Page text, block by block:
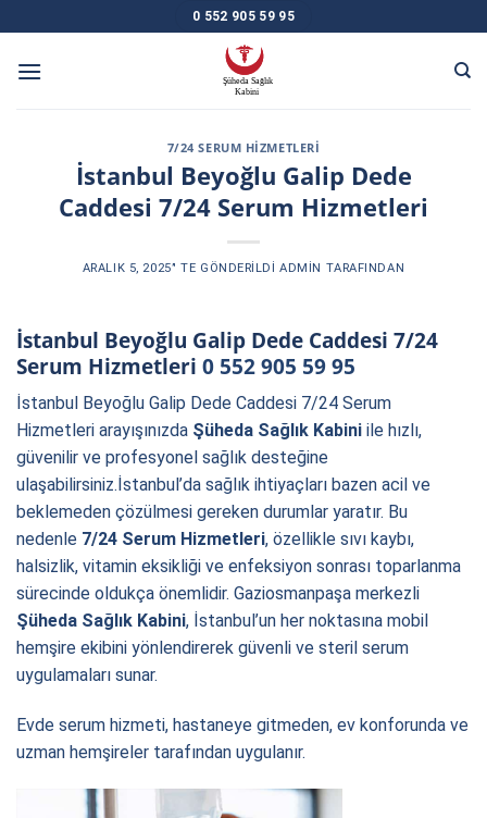
to
content
0 552 905 59 95
7/24 SERUM HIZMETLERI
İstanbul Beyoğlu Galip Dede
Caddesi 7/24 Serum Hizmetleri
ARALIK 5, 2025’' TE GÖNDERILDI ADMIN TARAFINDAN
İstanbul Beyoğlu Galip Dede Caddesi 7/24
Serum Hizmetleri 0 552 905 59 95
İstanbul Beyoğlu Galip Dede Caddesi 7/24 Serum
Hizmetleri arayışınızda Şüheda Sağlık Kabini ile hızlı,
güvenilir ve profesyonel sağlık desteğine
ulaşabilirsiniz.İstanbul’da sağlık ihtiyaçları bazen acil ve
beklemeden çözülmesi gereken durumlar yaratır. Bu
nedenle 7/24 Serum Hizmetleri, özellikle sıvı kaybı,
halsizlik, vitamin eksikliği ve enfeksiyon sonrası toparlanma
sürecinde oldukça önemlidir. Gaziosmanpaşa merkezli
Şüheda Sağlık Kabini, İstanbul’un her noktasına mobil
hemşire ekibini yönlendirerek güvenli ve steril serum
uygulamaları sunar.
Evde serum hizmeti, hastaneye gitmeden, ev konforunda ve
uzman hemşireler tarafından uygulanır.